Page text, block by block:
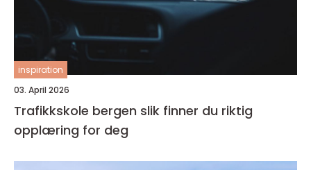
inspiration
03. April 2026
Trafikkskole bergen slik finner du riktig
opplæring for deg